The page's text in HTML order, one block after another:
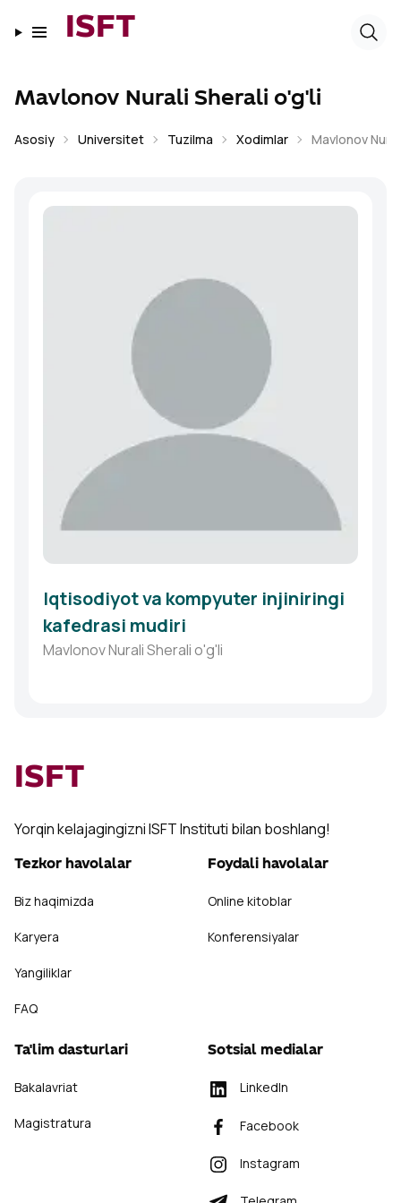
ISFT
Mavlonov Nurali Sherali o'g'li
Asosiy Universitet Tuzilma Xodimlar Mavlonov
Iqtisodiyot va kompyuter injiniringi
kafedrasi mudiri
Mavlonov Nurali Sherali o'g'li
ISFT
Yorqin kelajagingizni ISFT Instituti bilan boshlang!
Tezkor havolalar
Biz haqimizda
Karyera
Yangiliklar
FAQ
Foydali havolalar
Online kitoblar
Konferensiyalar
Ta'lim dasturlari
Bakalavriat
Magistratura
Sotsial medialar
LinkedIn
Facebook
Instagram